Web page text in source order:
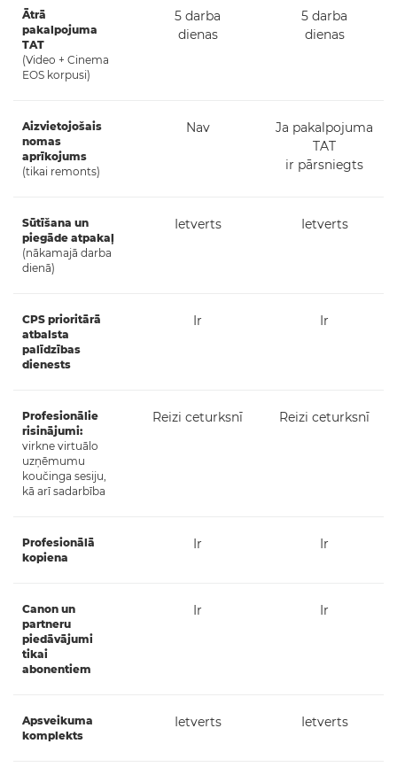
Ātrā
pakalpojuma
TAT
(Video + Cinema
EOS korpusi)
5 darba
dienas
5 darba
dienas
Aizvietojošais
nomas
aprīkojums
(tikai remonts)
Nav
Ja pakalpojuma
TAT
ir pārsniegts
Sūtīšana un
piegāde atpakaļ
(nākamajā darba
dienā)
Ietverts Ietverts
CPS prioritārā
atbalsta
palīdzības
dienests
Ir Ir
Profesionālie
risinājumi:
virkne virtuālo
uzņēmumu
koučinga sesiju,
kā arī sadarbība
Reizi ceturksnī Reizi ceturksnī
Profesionālā
kopiena
Ir Ir
Canon un
partneru
piedāvājumi
tikai
abonentiem
Ir Ir
Apsveikuma
komplekts
Ietverts Ietverts